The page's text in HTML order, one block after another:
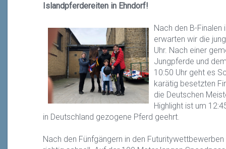
Islandpferdereiten in Ehndorf!
Nach den B-Finalen
erwarten wir die
Uhr. Nach einer
Jungpferde und
10:50 Uhr geht es
karätig besetzten
die Deutschen
Highlight ist um
in Deutschland gezogene Pferd geehrt.
Nach den Fünfgängern in den